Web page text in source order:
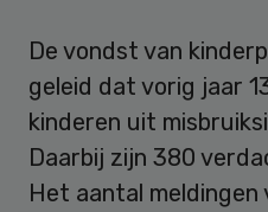
De vondst van
geleid dat vorig jaar
kinderen uit
Daarbij zijn 380
Het aantal meldingen